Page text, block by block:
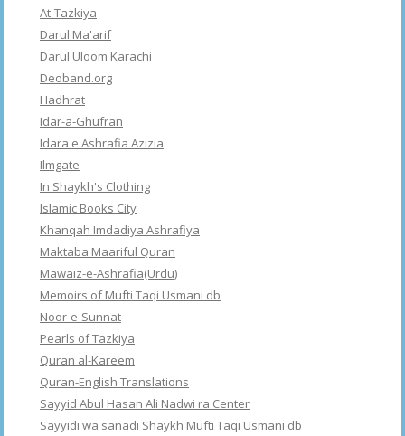
At-Tazkiya
Darul Ma'arif
Darul Uloom Karachi
Deoband.org
Hadhrat
Idar-a-Ghufran
Idara e Ashrafia Azizia
Ilmgate
In Shaykh's Clothing
Islamic Books City
Khanqah Imdadiya Ashrafiya
Maktaba Maariful Quran
Mawaiz-e-Ashrafia(Urdu)
Memoirs of Mufti Taqi Usmani db
Noor-e-Sunnat
Pearls of Tazkiya
Quran al-Kareem
Quran-English Translations
Sayyid Abul Hasan Ali Nadwi ra Center
Sayyidi wa sanadi Shaykh Mufti Taqi Usmani db